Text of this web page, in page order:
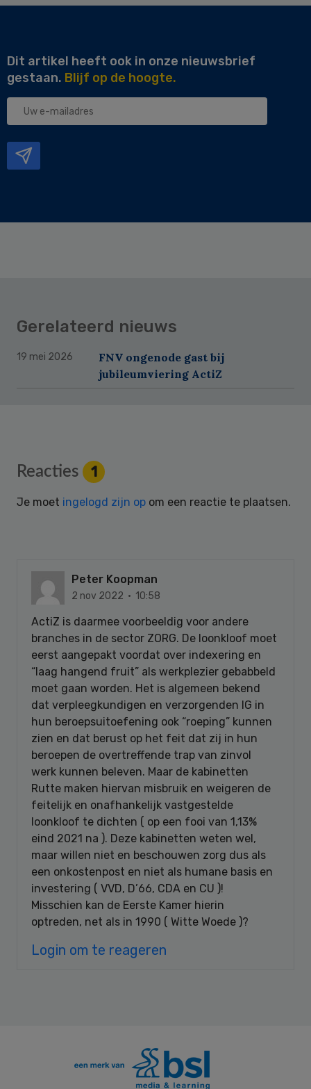
Dit artikel heeft ook in onze nieuwsbrief
gestaan. Blijf op de hoogte.
Uw
Gerelateerd nieuws
19 mei 2026
FNV ongenode gast bij
jubileumviering ActiZ
Reader
Interactions
Reacties 1
Je moet ingelogd zijn op om een reactie te plaatsen.
Peter Koopman
2 nov 2022 · 10:58
ActiZ is daarmee voorbeeldig voor andere
branches in de sector ZORG. De loonkloof moet
eerst aangepakt voordat over indexering en
“laag hangend fruit” als werkplezier gebabbeld
moet gaan worden. Het is algemeen bekend
dat verpleegkundigen en verzorgenden IG in
hun beroepsuitoefening ook “roeping” kunnen
zien en dat berust op het feit dat zij in hun
beroepen de overtreffende trap van zinvol
werk kunnen beleven. Maar de kabinetten
Rutte maken hiervan misbruik en weigeren de
feitelijk en onafhankelijk vastgestelde
loonkloof te dichten ( op een fooi van 1,13%
eind 2021 na ). Deze kabinetten weten wel,
maar willen niet en beschouwen zorg dus als
een onkostenpost en niet als humane basis en
investering ( VVD, D’66, CDA en CU )!
Misschien kan de Eerste Kamer hierin
optreden, net als in 1990 ( Witte Woede )?
Login om te reageren